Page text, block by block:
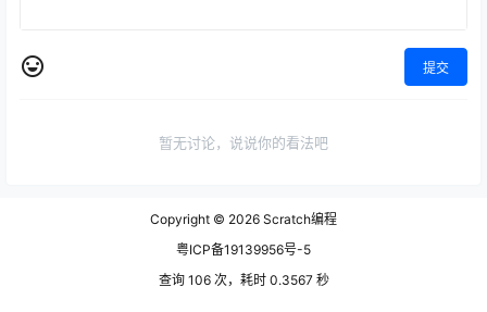
提交
暂无讨论，说说你的看法吧
Copyright © 2026 Scratch编程
粤ICP备19139956号-5
查询 106 次，耗时 0.3567 秒